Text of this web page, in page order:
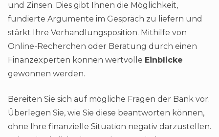
und Zinsen. Dies gibt Ihnen die Möglichkeit,
fundierte Argumente im Gespräch zu liefern und
stärkt Ihre Verhandlungsposition. Mithilfe von
Online-Recherchen oder Beratung durch einen
Finanzexperten können wertvolle Einblicke
gewonnen werden.
Bereiten Sie sich auf mögliche Fragen der Bank vor.
Überlegen Sie, wie Sie diese beantworten können,
ohne Ihre finanzielle Situation negativ darzustellen.